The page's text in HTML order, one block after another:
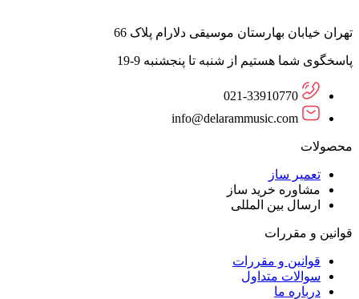
تهران خیابان بهارستان موسیقی دلارام پلاک 66
پاسخگوی شما هستیم از شنبه تا پنجشنبه 9-19
021-33910770
info@delarammusic.com
محصولات
تعمیر ساز
مشاوره خرید ساز
ارسال بین المللی
قوانین و مقررات
قوانین و مقررات
سوالات متداول
درباره ما